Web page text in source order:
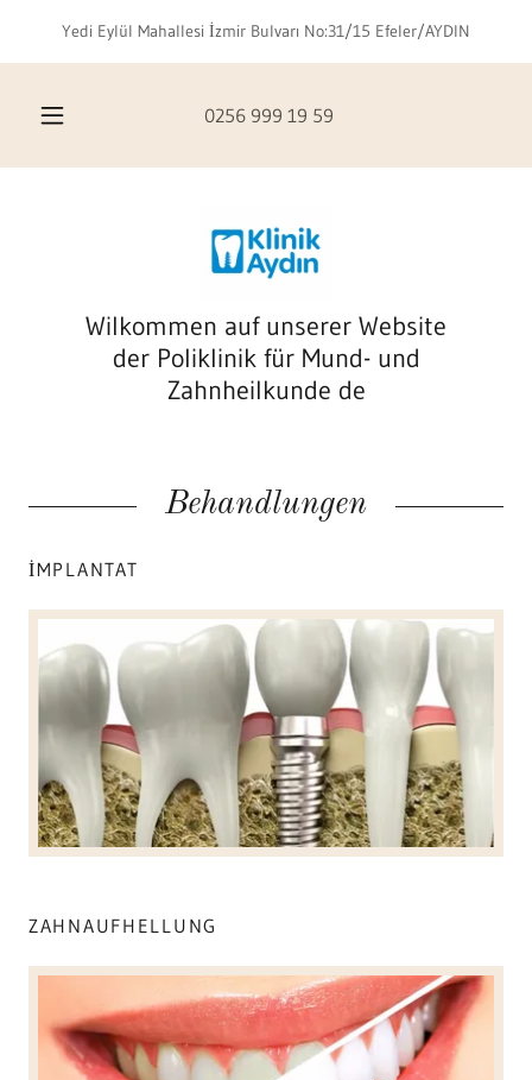
Yedi Eylül Mahallesi İzmir Bulvarı No:31/15 Efeler/AYDIN
0256 999 19 59
Wilkommen auf unserer Website
der Poliklinik für Mund- und
Zahnheilkunde de
Behandlungen
İMPLANTAT
ZAHNAUFHELLUNG